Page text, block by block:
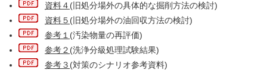
資料４ (旧処分場外の具体的な掘削方法の検討)
資料５ (旧処分場外の油回収方法の検討)
参考１ (汚染物量の再評価)
参考２ (洗浄分級処理試験結果)
参考３ (対策のシナリオ参考資料)